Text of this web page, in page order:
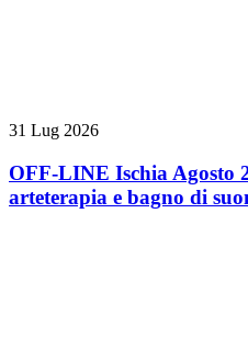
31 Lug 2026
OFF-LINE Ischia Agosto
arteterapia e bagno di